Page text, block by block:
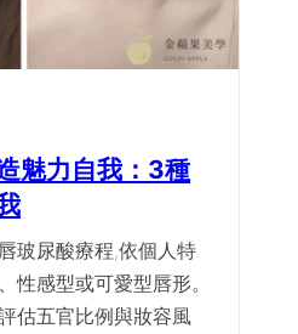
魅力自我：3種
玻尿酸療程,依個人特
性感型或可愛型唇形。
估五官比例與妝容風